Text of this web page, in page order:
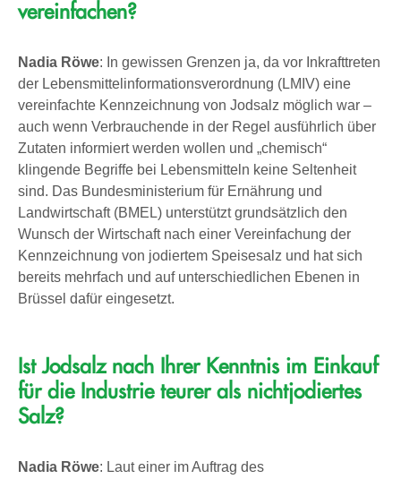
vereinfachen?
Nadia Röwe: In gewissen Grenzen ja, da vor Inkrafttreten
der Lebensmittelinformationsverordnung (LMIV) eine
vereinfachte Kennzeichnung von Jodsalz möglich war –
auch wenn Verbrauchende in der Regel ausführlich über
Zutaten informiert werden wollen und „chemisch“
klingende Begriffe bei Lebensmitteln keine Seltenheit
sind. Das Bundesministerium für Ernährung und
Landwirtschaft (BMEL) unterstützt grundsätzlich den
Wunsch der Wirtschaft nach einer Vereinfachung der
Kennzeichnung von jodiertem Speisesalz und hat sich
bereits mehrfach und auf unterschiedlichen Ebenen in
Brüssel dafür eingesetzt.
Ist Jodsalz nach Ihrer Kenntnis im Einkauf
für die Industrie teurer als nichtjodiertes
Salz?
Nadia Röwe: Laut einer im Auftrag des